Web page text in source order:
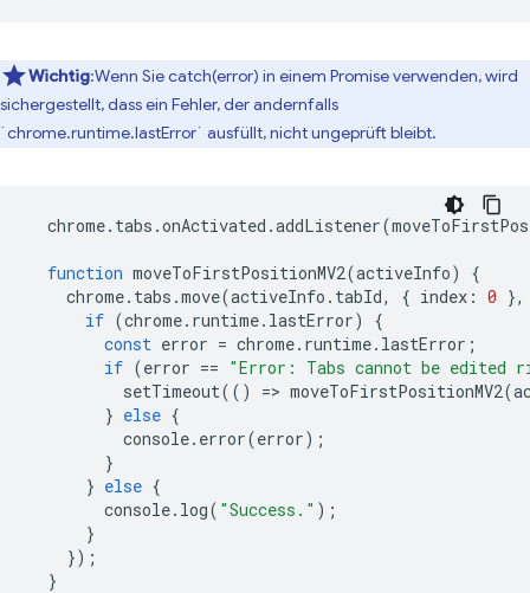
Wichtig:Wenn Sie catch(error) in einem Promise verwenden, wird
sichergestellt, dass ein Fehler, der andernfalls
`chrome.runtime.lastError` ausfüllt, nicht ungeprüft bleibt.
chrome. tabs .onActivated .addListener(
function moveToFirstPositionMV2(activeInfo)
{
chrome. tabs .move(activeInfo . tabId, { index : 0 },
if (chrome. runtime. lastError)
{
const error = chrome. runtime. lastError ;
if (error == "Error: Tabs cannot be edited
setTimeout(() => moveToFirstPositionMV2(
} else {
console. error(error);
}
} else {
console. log( "Success." );
}
});
}